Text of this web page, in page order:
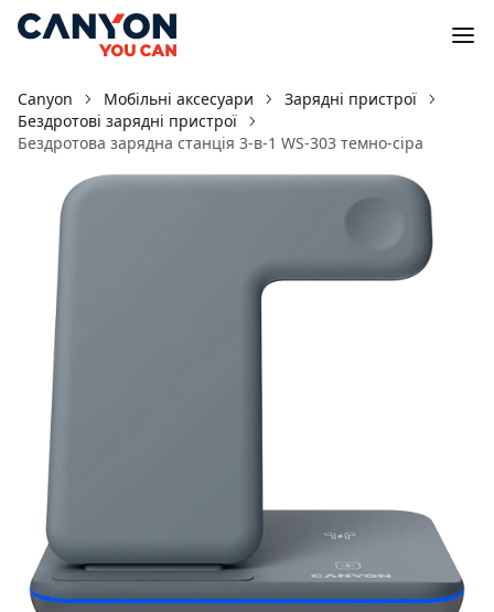
Canyon Мобільні аксесуари
Зарядні пристрої
Бездротові зарядні пристрої
Бездротова зарядна станція 3-в-1 WS-303 темно-сіра